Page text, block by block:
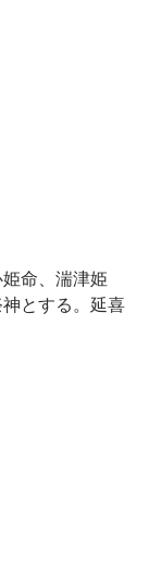
命、湍津姫
とする。延喜